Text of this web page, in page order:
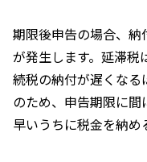
期限後申告の場合、
が発生します。延滞税
続税の納付が遅くなる
のため、申告期限に
早いうちに税金を納め